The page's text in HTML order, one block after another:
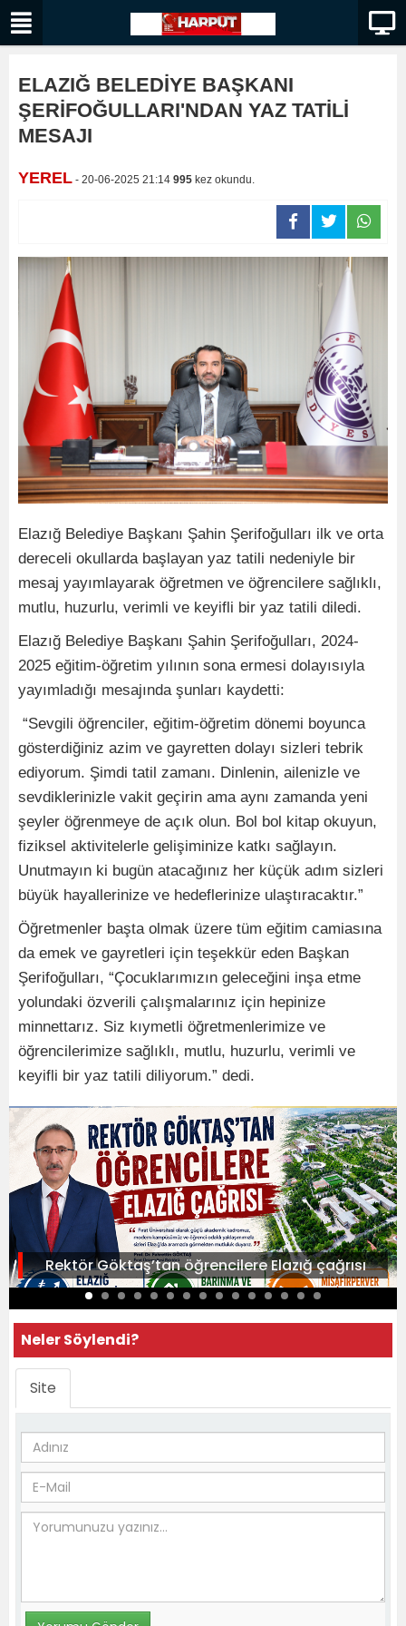
ELAZIĞ BELEDİYE BAŞKANI
ŞERİFOĞULLARI'NDAN YAZ TATİLİ
MESAJI
YEREL - 20-06-2025 21:14 995 kez okundu.
Elazığ Belediye Başkanı Şahin Şerifoğulları ilk ve orta
dereceli okullarda başlayan yaz tatili nedeniyle bir
mesaj yayımlayarak öğretmen ve öğrencilere sağlıklı,
mutlu, huzurlu, verimli ve keyifli bir yaz tatili diledi.
Elazığ Belediye Başkanı Şahin Şerifoğulları, 2024-
2025 eğitim-öğretim yılının sona ermesi dolayısıyla
yayımladığı mesajında şunları kaydetti:
“Sevgili öğrenciler, eğitim-öğretim dönemi boyunca
gösterdiğiniz azim ve gayretten dolayı sizleri tebrik
ediyorum. Şimdi tatil zamanı. Dinlenin, ailenizle ve
sevdiklerinizle vakit geçirin ama aynı zamanda yeni
şeyler öğrenmeye de açık olun. Bol bol kitap okuyun,
fiziksel aktivitelerle gelişiminize katkı sağlayın.
Unutmayın ki bugün atacağınız her küçük adım sizleri
büyük hayallerinize ve hedeflerinize ulaştıracaktır.”
Öğretmenler başta olmak üzere tüm eğitim camiasına
da emek ve gayretleri için teşekkür eden Başkan
Şerifoğulları, “Çocuklarımızın geleceğini inşa etme
yolundaki özverili çalışmalarınız için hepinize
minnettarız. Siz kıymetli öğretmenlerimize ve
öğrencilerimize sağlıklı, mutlu, huzurlu, verimli ve
keyifli bir yaz tatili diliyorum.” dedi.
Rektör Göktaş’tan öğrencilere Elazığ çağrısı
Neler Söylendi?
Site